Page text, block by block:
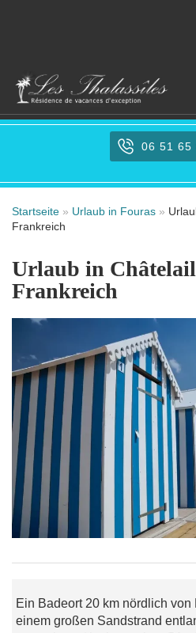
springen
06 51 65
Startseite » Urlaub in Fouras »
Frankreich
Urlaub in
Frankreich
Ein Badeort 20 km nördlich von
einem großen Sandstrand